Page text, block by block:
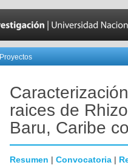
Proyectos
raices de
Baru, Caribe
Resumen | Convocatoria |